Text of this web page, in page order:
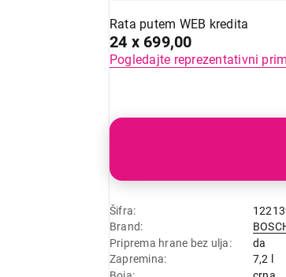
Rata putem WEB kredita
24 x 699,00
Pogledajte reprezentativni
Šifra
Brand
Priprema hrane bez ulja
da
Zapremina
7,2 l